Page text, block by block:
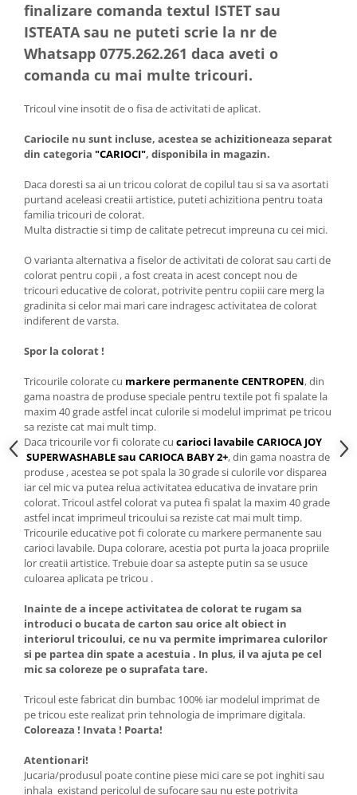
finalizare comanda textul ISTET sau
ISTEATA sau ne puteti scrie la nr de
Whatsapp 0775.262.261 daca aveti o
comanda cu mai multe tricouri.
Tricoul vine insotit de o fisa de activitati de aplicat.
Cariocile nu sunt incluse, acestea se achizitioneaza separat
din categoria "CARIOCI", disponibila in magazin.
Daca doresti sa ai un tricou colorat de copilul tau si sa va asortati
purtand aceleasi creatii artistice, puteti achizitiona pentru toata
familia tricouri de colorat.
Multa distractie si timp de calitate petrecut impreuna cu cei mici.
O varianta alternativa a fiselor de activitati de colorat sau carti de
colorat pentru copii , a fost creata in acest concept nou de
tricouri educative de colorat, potrivite pentru copiii care merg la
gradinita si celor mai mari care indragesc activitatea de colorat
indiferent de varsta.
Spor la colorat !
Tricourile colorate cu markere permanente CENTROPEN, din
gama noastra de produse speciale pentru textile pot fi spalate la
maxim 40 grade astfel incat culorile si modelul imprimat pe tricou
sa reziste cat mai mult timp.
Daca tricourile vor fi colorate cu carioci lavabile CARIOCA JOY
SUPERWASHABLE sau CARIOCA BABY 2+, din gama noastra de
produse , acestea se pot spala la 30 grade si culorile vor disparea
iar cel mic va putea relua activitatea educativa de invatare prin
colorat. Tricoul astfel colorat va putea fi spalat la maxim 40 grade
astfel incat imprimeul tricoului sa reziste cat mai mult timp.
Tricourile educative pot fi colorate cu markere permanente sau
carioci lavabile. Dupa colorare, acestia pot purta la joaca propriile
lor creatii artistice. Trebuie doar sa astepte putin sa se usuce
culoarea aplicata pe tricou .
Inainte de a incepe activitatea de colorat te rugam sa
introduci o bucata de carton sau orice alt obiect in
interiorul tricoului, ce nu va permite imprimarea culorilor
si pe partea din spate a acestuia . In plus, il va ajuta pe cel
mic sa coloreze pe o suprafata tare.
Tricoul este fabricat din bumbac 100% iar modelul imprimat de
pe tricou este realizat prin tehnologia de imprimare digitala.
Coloreaza ! Invata ! Poarta!
Atentionari!
Jucaria/produsul poate contine piese mici care se pot inghiti sau
inhala existand pericolul de sufocare sau nu este potrivita